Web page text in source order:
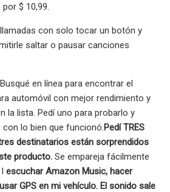
$ 10,99.
con solo tocar un botón y
saltar o pausar canciones
en línea para encontrar el
automóvil con mejor rendimiento y
la lista. Pedí uno para probarlo y
con lo bien que funcionó.Pedí TRES
destinatarios están sorprendidos
producto. Se empareja fácilmente
escuchar Amazon Music, hacer
GPS en mi vehículo. El sonido sale